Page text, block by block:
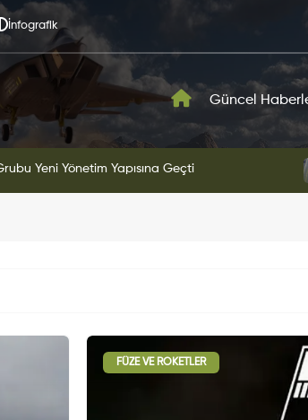
İnfografik
Güncel
Yeni Yönetim Yapısına Geçti
FÜZE VE ROKETLER